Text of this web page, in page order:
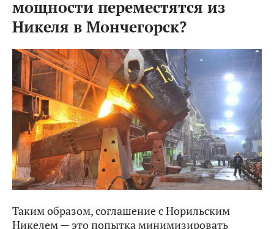
мощности переместятся из
Никеля в Мончегорск?
Таким образом, соглашение с Норильским
Никелем — это попытка минимизировать